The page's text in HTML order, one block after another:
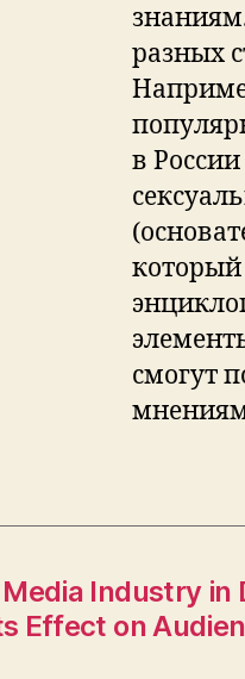
разных
в
смогут
Industry in
Effect on